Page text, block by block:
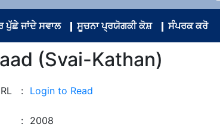
ਜਾਂਦੇ ਸਵਾਲ ਸੂਚਨਾ ਪ੍ਰਯੋਗਕੀ ਕੋਸ਼ ਸੰਪਰਕ ਕਰੋ
(Svai-Kathan)
: Login to Read
: 2008